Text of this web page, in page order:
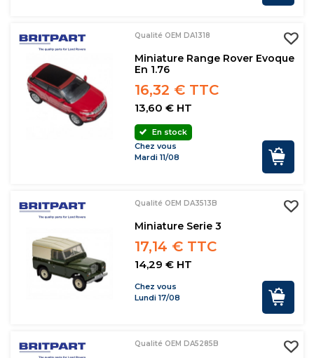
Qualité OEM DA1318
Miniature Range Rover Evoque
En 1.76
16,32 € TTC
13,60 € HT
En stock
Chez vous
Mardi 11/08
Qualité OEM DA3513B
Miniature Serie 3
17,14 € TTC
14,29 € HT
Chez vous
Lundi 17/08
Qualité OEM DA5285B